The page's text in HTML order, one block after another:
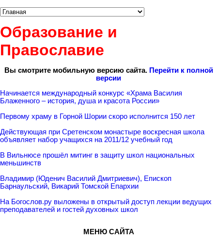
Образование и
Православие
Вы смотрите мобильную версию сайта. Перейти к полной
версии
Начинается международный конкурс «Храма Василия
Блаженного – история, душа и красота России»
Первому храму в Горной Шории скоро исполнится 150 лет
Действующая при Сретенском монастыре воскресная школа
объявляет набор учащихся на 2011/12 учебный год
В Вильнюсе прошёл митинг в защиту школ национальных
меньшинств
Владимир (Юденич Василий Дмитриевич), Епископ
Барнаульский, Викарий Томской Епархии
На Богослов.ру выложены в открытый доступ лекции ведущих
преподавателей и гостей духовных школ
МЕНЮ САЙТА